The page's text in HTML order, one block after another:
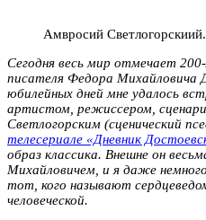
Амвросий
Сегодня весь мир отмечает 200-
писателя Федора Михайловича
юбилейных дней мне удалось
артистом, режиссером,
Светлогорским (сценический
телесериале «Дневник
образ классика. Внешне он
Михайловичем, и я даже
тот, кого называют
человеческой.